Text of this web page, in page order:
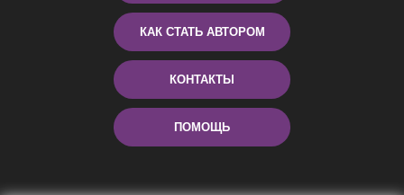
КАК СТАТЬ АВТОРОМ
КОНТАКТЫ
ПОМОЩЬ